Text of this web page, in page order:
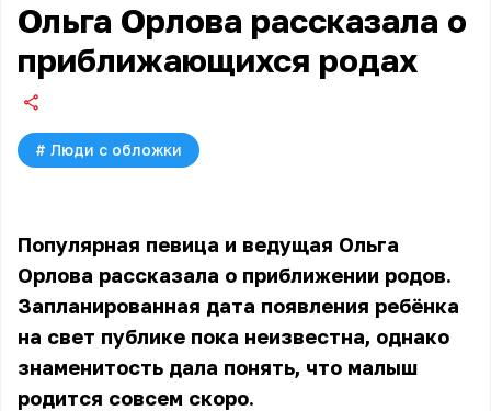
Ольга Орлова рассказала о
приближающихся родах
# Люди с обложки
Популярная певица и ведущая Ольга
Орлова рассказала о приближении родов.
Запланированная дата появления ребёнка
на свет публике пока неизвестна, однако
знаменитость дала понять, что малыш
родится совсем скоро.